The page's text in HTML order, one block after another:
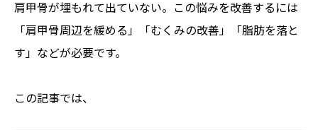
肩甲骨が埋もれて出ていない。この悩みを改善するには
「肩甲骨周辺を緩める」「むくみの改善」「脂肪を落と
す」などが必要です。
この記事では、